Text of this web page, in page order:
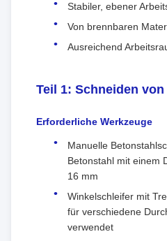
Stabiler, ebener
Von brennbaren
Ausreichend
Teil 1: Schneiden von
Erforderliche Werkzeuge
Manuelle
Betonstahl mit einem
16 mm
Winkelschleifer mit
für verschiedene
verwendet